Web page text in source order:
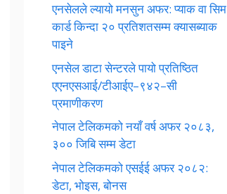
एनसेलले ल्यायो मनसुन अफर: प्याक वा सिम
कार्ड किन्दा २० प्रतिशतसम्म क्यासब्याक
पाइने
एनसेल डाटा सेन्टरले पायो प्रतिष्ठित
एएनएसआई/टीआईए–९४२–सी
प्रमाणीकरण
नेपाल टेलिकमको नयाँ वर्ष अफर २०८३,
३०० जिबि सम्म डेटा
नेपाल टेलिकमको एसईई अफर २०८२:
डेटा, भोइस, बोनस